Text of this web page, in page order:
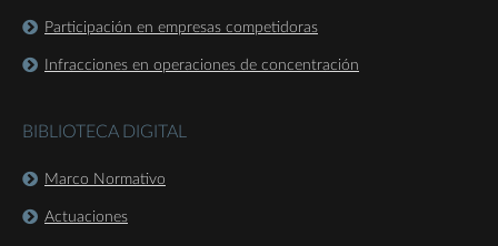
Participación en empresas competidoras
Infracciones en operaciones de concentración
BIBLIOTECA DIGITAL
Marco Normativo
Actuaciones